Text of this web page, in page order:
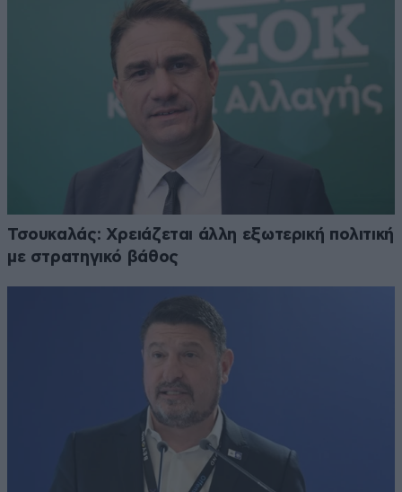
Τσουκαλάς: Xρειάζεται άλλη εξωτερική πολιτική
με στρατηγικό βάθος